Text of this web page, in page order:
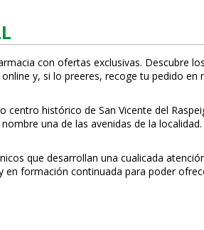
con ofertas exclusivas. Descubre
y, si lo prefieres, recoge tu pedido en
histórico de San Vicente del
una de las avenidas de la
que desarrollan una cualificada
en formación continuada para poder